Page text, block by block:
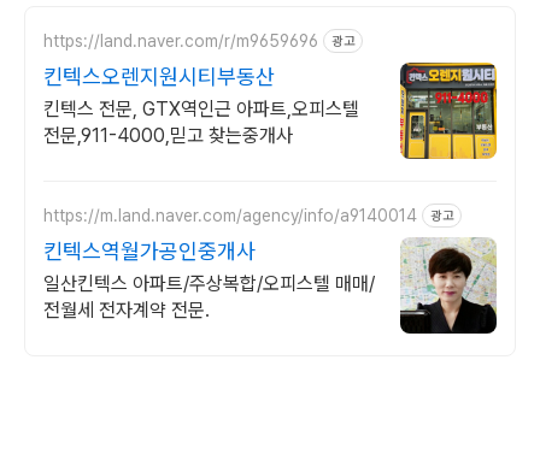
https://land.naver.com/r/m9659696 광고
킨텍스오렌지원시티부동산
킨텍스 전문, GTX역인근 아파트,오피스텔
전문,911-4000,믿고 찾는중개사
https://m.land.naver.com/agency/info/a9140014 광고
킨텍스역월가공인중개사
일산킨텍스 아파트/주상복합/오피스텔 매매/
전월세 전자계약 전문.